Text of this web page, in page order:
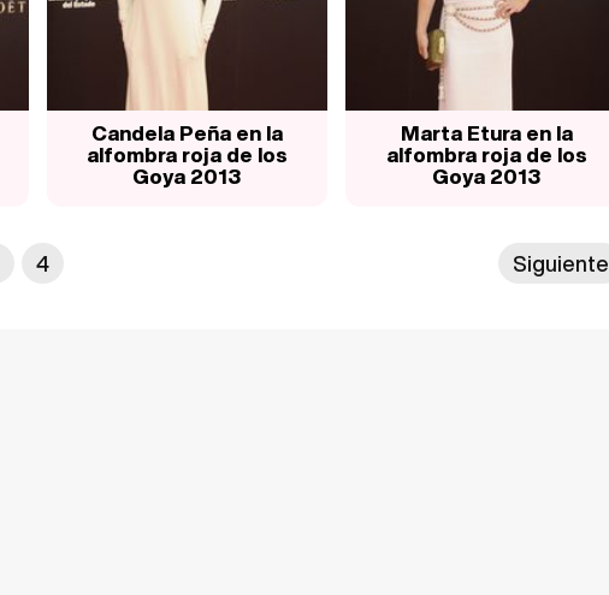
Candela Peña en la
alfombra roja de los
Goya 2013
Marta Etura en la
alfombra roja de los
Goya 2013
4 Siguiente